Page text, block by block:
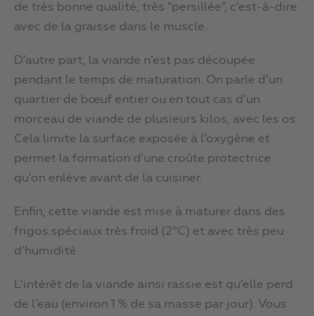
de très bonne qualité, très “persillée”, c’est-à-dire
avec de la graisse dans le muscle.
D’autre part, la viande n’est pas découpée
pendant le temps de maturation. On parle d’un
quartier de bœuf entier ou en tout cas d’un
morceau de viande de plusieurs kilos, avec les os.
Cela limite la surface exposée à l’oxygène et
permet la formation d’une croûte protectrice
qu’on enlève avant de la cuisiner.
Enfin, cette viande est mise à maturer dans des
frigos spéciaux très froid (2°C) et avec très peu
d’humidité.
L’intérêt de la viande ainsi rassie est qu’elle perd
de l’eau (environ 1 % de sa masse par jour). Vous